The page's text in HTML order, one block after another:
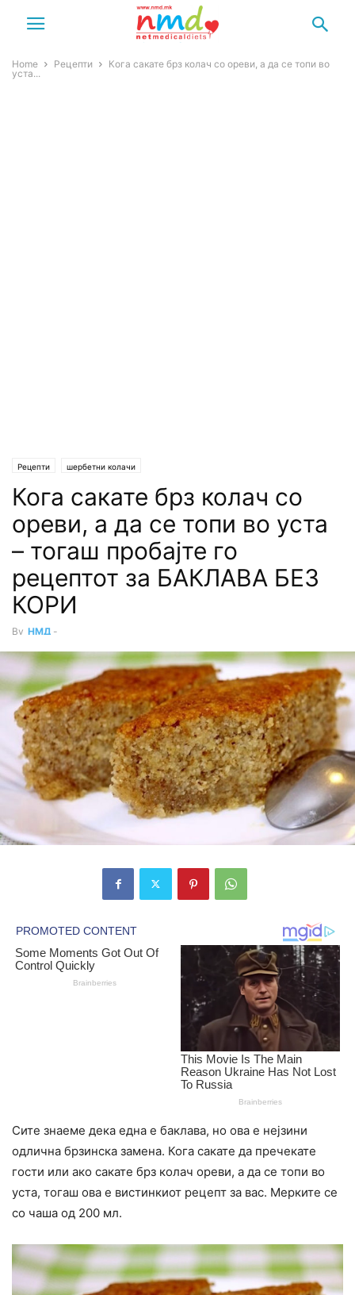
Home Рецепти
Кога сакате брз колач со ореви, а да се топи во
уста...
Рецепти шербетни колачи
Кога сакате брз колач со
ореви, а да се топи во уста
– тогаш пробајте го
рецептот за БАКЛАВА БЕЗ
КОРИ
By НМД -
Сите знаеме дека една е баклава, но ова е нејзини
одлична брзинска замена. Кога сакате да пречекате
гости или ако сакате брз колач ореви, а да се топи во
уста, тогаш ова е вистинкиот рецепт за вас. Мерките се
со чаша од 200 мл.